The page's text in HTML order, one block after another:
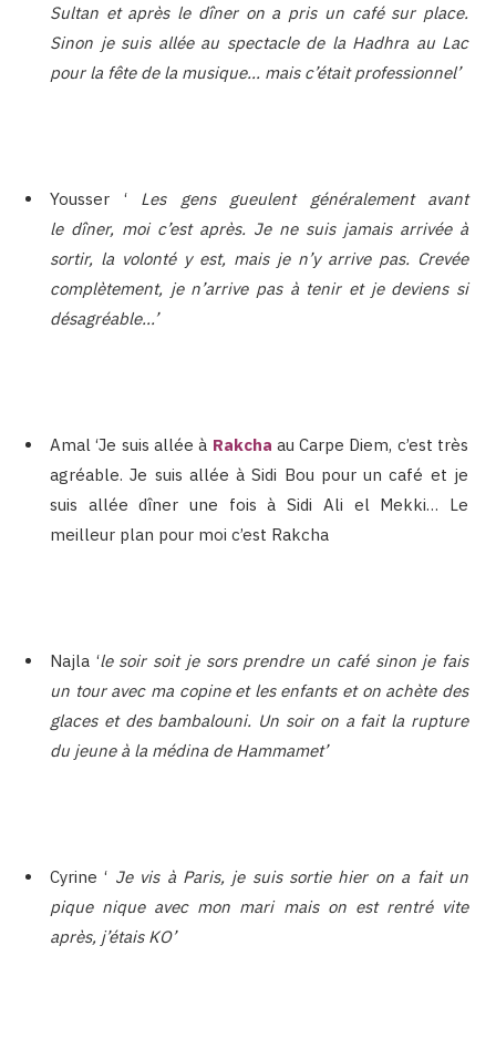
Sultan et après le dîner on a pris un café sur place.
Sinon je suis allée au spectacle de la Hadhra au Lac
pour la fête de la musique… mais c’était professionnel’
Yousser ‘ Les gens gueulent généralement avant
le dîner, moi c’est après. Je ne suis jamais arrivée à
sortir, la volonté y est, mais je n’y arrive pas. Crevée
complètement, je n’arrive pas à tenir et je deviens si
désagréable…’
Amal ‘Je suis allée à Rakcha au Carpe Diem, c’est très
agréable. Je suis allée à Sidi Bou pour un café et je
suis allée dîner une fois à Sidi Ali el Mekki… Le
meilleur plan pour moi c’est Rakcha
Najla ‘le soir soit je sors prendre un café sinon je fais
un tour avec ma copine et les enfants et on achète des
glaces et des bambalouni. Un soir on a fait la rupture
du jeune à la médina de Hammamet’
Cyrine ‘ Je vis à Paris, je suis sortie hier on a fait un
pique nique avec mon mari mais on est rentré vite
après, j’étais KO’